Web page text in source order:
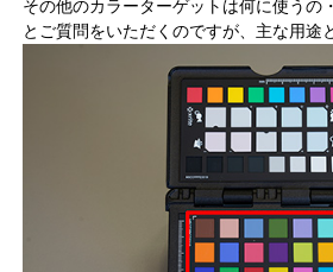
その他のカラーターゲットは何に使うの
とご質問をいただくのですが、主な用途